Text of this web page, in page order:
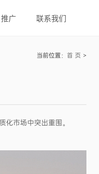
推广 联系我们
当前位置： 首 页 >
市场中突出重围。